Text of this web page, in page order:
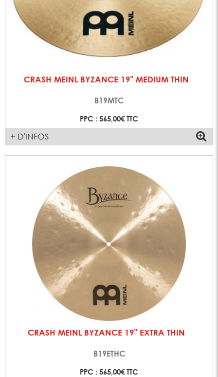
CRASH MEINL BYZANCE 19" MEDIUM THIN
B19MTC
PPC : 565,00€ TTC
+ D'INFOS
CRASH MEINL BYZANCE 19" EXTRA THIN
B19ETHC
PPC : 565,00€ TTC